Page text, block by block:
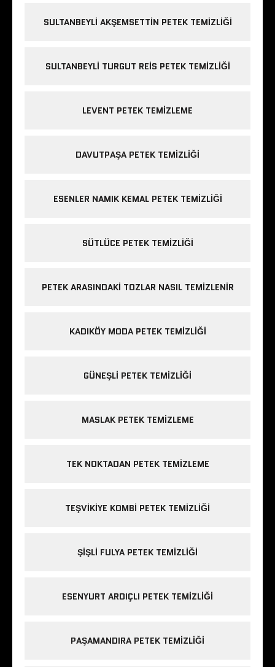
SULTANBEYLI AKŞEMSETTIN PETEK TEMIZLIĞI
SULTANBEYLI TURGUT REIS PETEK TEMIZLIĞI
LEVENT PETEK TEMIZLEME
DAVUTPAŞA PETEK TEMIZLIĞI
ESENLER NAMIK KEMAL PETEK TEMIZLIĞI
SÜTLÜCE PETEK TEMIZLIĞI
PETEK ARASINDAKI TOZLAR NASIL TEMIZLENIR
KADIKÖY MODA PETEK TEMIZLIĞI
GÜNEŞLI PETEK TEMIZLIĞI
MASLAK PETEK TEMIZLEME
TEK NOKTADAN PETEK TEMIZLEME
TEŞVIKIYE KOMBI PETEK TEMIZLIĞI
ŞIŞLI FULYA PETEK TEMIZLIĞI
ESENYURT ARDIÇLI PETEK TEMIZLIĞI
PAŞAMANDIRA PETEK TEMIZLIĞI